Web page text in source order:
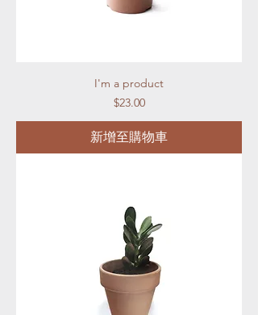
I'm a product
價格
$23.00
新增至購物車